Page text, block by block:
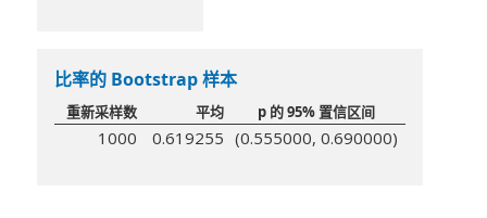
比率的 Bootstrap 样本
重新采样数 平均 p 的 95% 置信区间
1000 0.619255 (0.555000, 0.690000)